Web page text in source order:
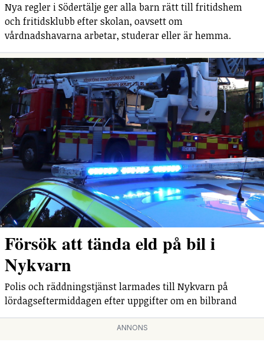
Nya regler i Södertälje ger alla barn rätt till fritidshem
och fritidsklubb efter skolan, oavsett om
vårdnadshavarna arbetar, studerar eller är hemma.
Försök att tända eld på bil i
Nykvarn
Polis och räddningstjänst larmades till Nykvarn på
lördagseftermiddagen efter uppgifter om en bilbrand
ANNONS